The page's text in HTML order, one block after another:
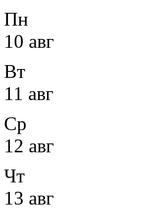
Пн
10 авг
Вт
11 авг
Ср
12 авг
Чт
13 авг